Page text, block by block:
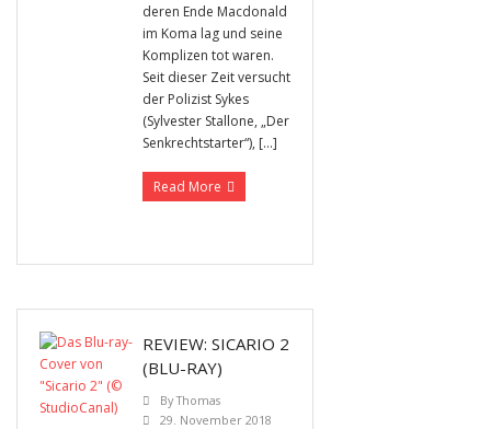
deren Ende Macdonald
im Koma lag und seine
Komplizen tot waren.
Seit dieser Zeit versucht
der Polizist Sykes
(Sylvester Stallone, „Der
Senkrechtstarter“), […]
Read More
REVIEW: SICARIO 2
(BLU-RAY)
ByThomas
29. November 2018